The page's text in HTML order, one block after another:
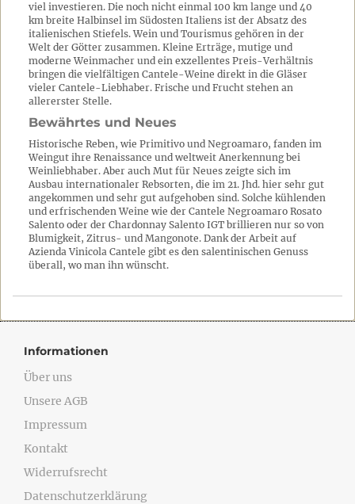
viel investieren. Die noch nicht einmal 100 km lange und 40
km breite Halbinsel im Südosten Italiens ist der Absatz des
italienischen Stiefels. Wein und Tourismus gehören in der
Welt der Götter zusammen. Kleine Erträge, mutige und
moderne Weinmacher und ein exzellentes Preis-Verhältnis
bringen die vielfältigen Cantele-Weine direkt in die Gläser
vieler Cantele-Liebhaber. Frische und Frucht stehen an
allererster Stelle.
Bewährtes und Neues
Historische Reben, wie Primitivo und Negroamaro, fanden im
Weingut ihre Renaissance und weltweit Anerkennung bei
Weinliebhaber. Aber auch Mut für Neues zeigte sich im
Ausbau internationaler Rebsorten, die im 21. Jhd. hier sehr gut
angekommen und sehr gut aufgehoben sind. Solche kühlenden
und erfrischenden Weine wie der Cantele Negroamaro Rosato
Salento oder der Chardonnay Salento IGT brillieren nur so von
Blumigkeit, Zitrus- und Mangonote. Dank der Arbeit auf
Azienda Vinicola Cantele gibt es den salentinischen Genuss
überall, wo man ihn wünscht.
Informationen
Über uns
Unsere AGB
Impressum
Kontakt
Widerrufsrecht
Datenschutzerklärung